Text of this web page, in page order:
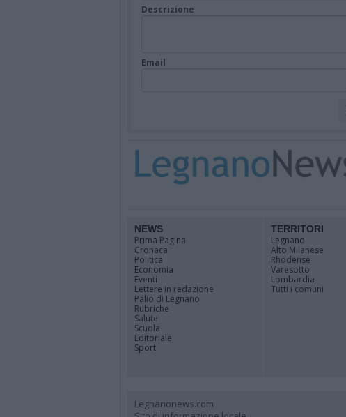
Descrizione
Email
NEWS
Prima Pagina
Cronaca
Politica
Economia
Eventi
Lettere in redazione
Palio di Legnano
Rubriche
Salute
Scuola
Editoriale
Sport
TERRITORI
Legnano
Alto Milanese
Rhodense
Varesotto
Lombardia
Tutti i comuni
Legnanonews.com